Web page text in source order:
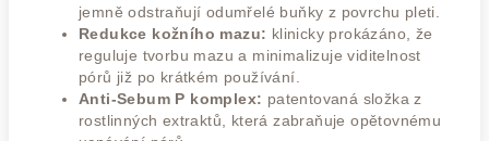
jemně odstraňují odumřelé buňky z povrchu pleti.
Redukce kožního mazu: klinicky prokázáno, že
reguluje tvorbu mazu a minimalizuje viditelnost
pórů již po krátkém používání.
Anti-Sebum P komplex: patentovaná složka z
rostlinných extraktů, která zabraňuje opětovnému